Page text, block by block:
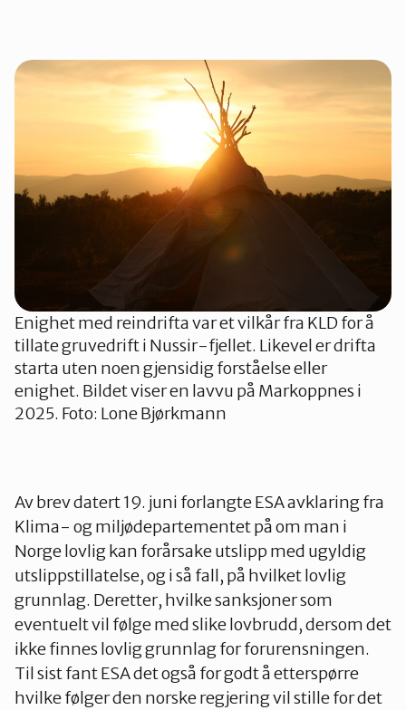
Enighet med reindrifta var et vilkår fra KLD for å
tillate gruvedrift i Nussir-fjellet. Likevel er drifta
starta uten noen gjensidig forståelse eller
enighet. Bildet viser en lavvu på Markoppnes i
2025. Foto: Lone Bjørkmann
Av brev datert 19. juni forlangte ESA avklaring fra
Klima- og miljødepartementet på om man i
Norge lovlig kan forårsake utslipp med ugyldig
utslippstillatelse, og i så fall, på hvilket lovlig
grunnlag. Deretter, hvilke sanksjoner som
eventuelt vil følge med slike lovbrudd, dersom det
ikke finnes lovlig grunnlag for forurensningen.
Til sist fant ESA det også for godt å etterspørre
hvilke følger den norske regjering vil stille for det